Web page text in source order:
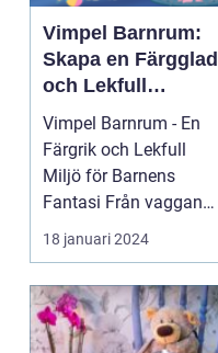
Vimpel Barnrum:
Skapa en Färgglad
och Lekfull
Atmosfär
Vimpel Barnrum - En
Färgrik och Lekfull
Miljö för Barnens
Fantasi Från vaggan
till tonåren är barn...
18 januari 2024